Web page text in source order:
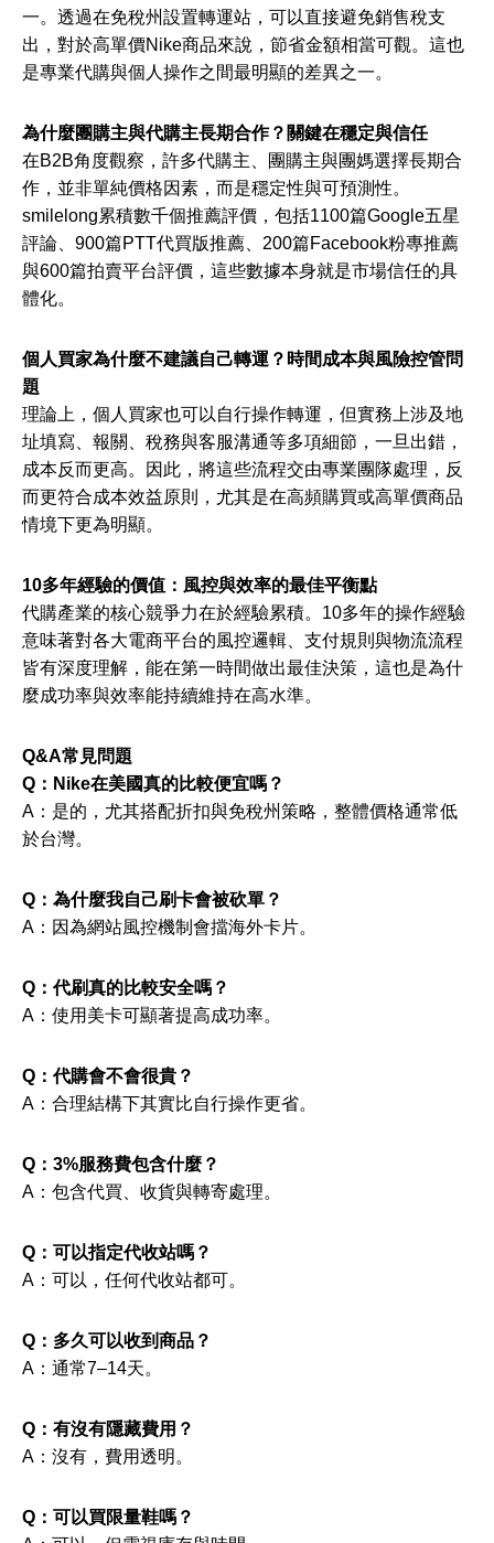
一。透過在免稅州設置轉運站，可以直接避免銷售稅支
出，對於高單價Nike商品來說，節省金額相當可觀。這也
是專業代購與個人操作之間最明顯的差異之一。
為什麼團購主與代購主長期合作？關鍵在穩定與信任
在B2B角度觀察，許多代購主、團購主與團媽選擇長期合
作，並非單純價格因素，而是穩定性與可預測性。
smilelong累積數千個推薦評價，包括1100篇Google五星
評論、900篇PTT代買版推薦、200篇Facebook粉專推薦
與600篇拍賣平台評價，這些數據本身就是市場信任的具
體化。
個人買家為什麼不建議自己轉運？時間成本與風險控管問
題
理論上，個人買家也可以自行操作轉運，但實務上涉及地
址填寫、報關、稅務與客服溝通等多項細節，一旦出錯，
成本反而更高。因此，將這些流程交由專業團隊處理，反
而更符合成本效益原則，尤其是在高頻購買或高單價商品
情境下更為明顯。
10多年經驗的價值：風控與效率的最佳平衡點
代購產業的核心競爭力在於經驗累積。10多年的操作經驗
意味著對各大電商平台的風控邏輯、支付規則與物流流程
皆有深度理解，能在第一時間做出最佳決策，這也是為什
麼成功率與效率能持續維持在高水準。
Q&A常見問題
Q：Nike在美國真的比較便宜嗎？
A：是的，尤其搭配折扣與免稅州策略，整體價格通常低
於台灣。
Q：為什麼我自己刷卡會被砍單？
A：因為網站風控機制會擋海外卡片。
Q：代刷真的比較安全嗎？
A：使用美卡可顯著提高成功率。
Q：代購會不會很貴？
A：合理結構下其實比自行操作更省。
Q：3%服務費包含什麼？
A：包含代買、收貨與轉寄處理。
Q：可以指定代收站嗎？
A：可以，任何代收站都可。
Q：多久可以收到商品？
A：通常7–14天。
Q：有沒有隱藏費用？
A：沒有，費用透明。
Q：可以買限量鞋嗎？